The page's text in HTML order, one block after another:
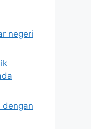
negeri
dengan